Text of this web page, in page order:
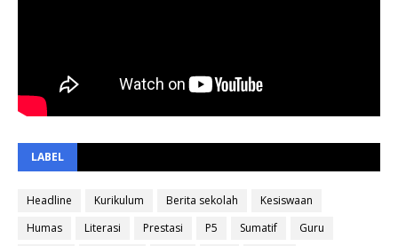
LABEL
Headline Kurikulum Berita sekolah
Kesiswaan
Humas
Literasi Prestasi P5 Sumatif
Guru